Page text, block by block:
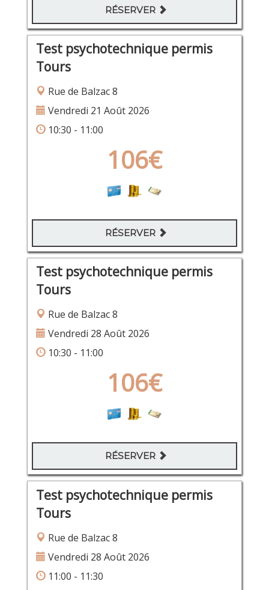
RÉSERVER
Test psychotechnique permis
Tours
Rue de Balzac 8
Vendredi 21 Août 2026
10:30 - 11:00
106€
RÉSERVER
Test psychotechnique permis
Tours
Rue de Balzac 8
Vendredi 28 Août 2026
10:30 - 11:00
106€
RÉSERVER
Test psychotechnique permis
Tours
Rue de Balzac 8
Vendredi 28 Août 2026
11:00 - 11:30